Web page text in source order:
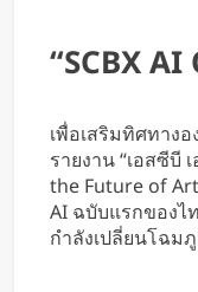
“SCBX
เพื่อเสริมทิศทางอ
รายงาน “เอสซีบี
the Future of
AI ฉบับแรกของไ
กำลังเปลี่ยนโฉม